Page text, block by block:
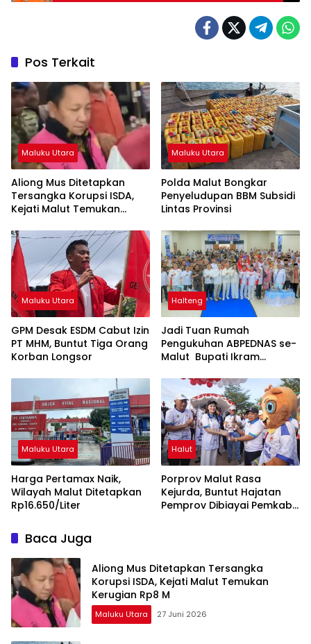
Pos Terkait
Maluku Utara
Aliong Mus Ditetapkan
Tersangka Korupsi ISDA,
Kejati Malut Temukan
Maluku Utara
Polda Malut Bongkar
Penyeludupan BBM Subsidi
Lintas Provinsi
Maluku Utara
GPM Desak ESDM Cabut Izin
PT MHM, Buntut Tiga Orang
Korban Longsor
Halteng
Jadi Tuan Rumah
Pengukuhan ABPEDNAS se-
Malut Bupati Ikram
Kelola dan Pengawasan
Desa
Maluku Utara
Harga Pertamax Naik,
Wilayah Malut Ditetapkan
Rp16.650/Liter
Halut
Porprov Malut Rasa
Kejurda, Buntut Hajatan
Pemprov Dibiayai Pemkab
Baca Juga
Aliong Mus Ditetapkan Tersangka
Korupsi ISDA, Kejati Malut Temukan
Kerugian Rp8 M
Maluku Utara 27 Juni 2026